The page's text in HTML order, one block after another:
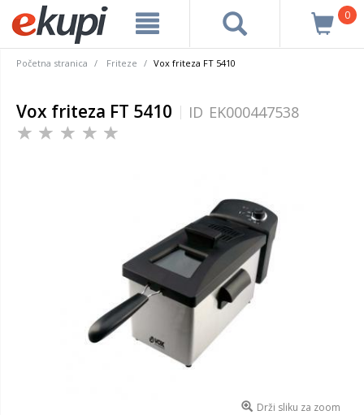
0
Početna stranica Friteze Vox friteza FT 5410
Vox friteza FT 5410 ID EK000447538
Drži sliku za zoom